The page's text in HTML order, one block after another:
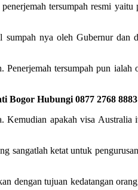
tersumpah resmi
nya oleh Gubernur dan
Penerjemah tersumpah pun
Bogor Hubungi 0877 2768 8883
apakah visa
sangatlah ketat untuk
dengan tujuan kedatangan